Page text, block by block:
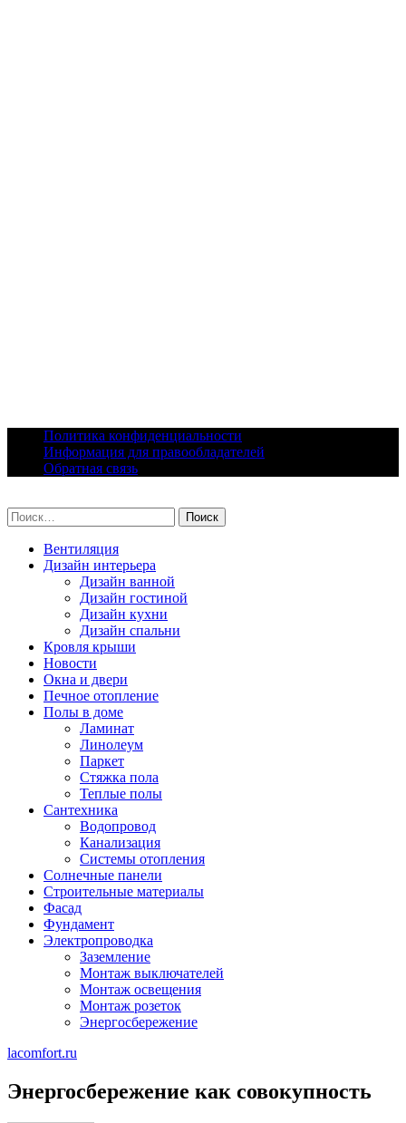
content
Политика конфиденциальности
Информация для правообладателей
Обратная связь
Найти:
Вентиляция
Дизайн интерьера
Дизайн ванной
Дизайн гостиной
Дизайн кухни
Дизайн спальни
Кровля крыши
Новости
Окна и двери
Печное отопление
Полы в доме
Ламинат
Линолеум
Паркет
Стяжка пола
Теплые полы
Сантехника
Водопровод
Канализация
Системы отопления
Солнечные панели
Строительные материалы
Фасад
Фундамент
Электропроводка
Заземление
Монтаж выключателей
Монтаж освещения
Монтаж розеток
Энергосбережение
lacomfort.ru
Энергосбережение как совокупность